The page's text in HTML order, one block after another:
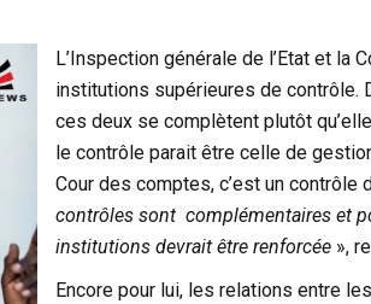
L’Inspection générale de l’Etat et la
institutions supérieures de contrôle.
ces deux se complètent plutôt
le contrôle parait être celle de
Cour des comptes, c’est un contrôle
contrôles sont complémentaires et
institutions devrait être renforcée»,
Encore pour lui, les relations entre